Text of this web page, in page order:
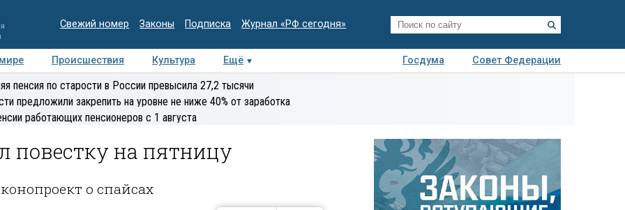
Свежий номер Законы Подписка Журнал «РФ сегодня»
Происшествия Культура Ещё Госдума
Совет Федерации
Медиацентр
Интервью Колумнисты
пенсия по старости в России превысила 27,2 тысячи
предложили закрепить на уровне не ниже 40% от заработка
работающих пенсионеров с 1 августа
повестку на пятницу
о спайсах